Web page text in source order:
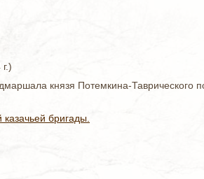
князя Потемкина-Таврического
казачьей бригады.